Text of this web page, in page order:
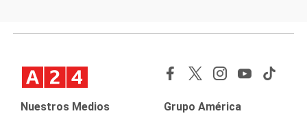
Nuestros Medios Grupo América